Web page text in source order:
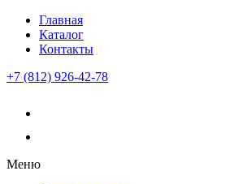
Главная
Каталог
Контакты
+7 (812) 926-42-78
Меню